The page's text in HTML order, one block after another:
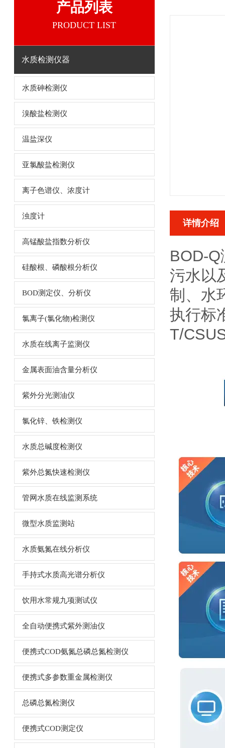
产品列表
PRODUCT LIST
水质检测仪器
水质砷检测仪
溴酸盐检测仪
温盐深仪
亚氯酸盐检测仪
离子色谱仪、浓度计
浊度计
高锰酸盐指数分析仪
硅酸根、磷酸根分析仪
BOD测定仪、分析仪
氯离子(氯化物)检测仪
水质在线离子监测仪
金属表面油含量分析仪
紫外分光测油仪
氯化锌、铁检测仪
水质总碱度检测仪
紫外总氮快速检测仪
管网水质在线监测系统
微型水质监测站
水质氨氮在线分析仪
手持式水质高光谱分析仪
饮用水常规九项测试仪
全自动便携式紫外测油仪
便携式COD氨氮总磷总氮检测仪
便携式多参数重金属检测仪
总磷总氮检测仪
便携式COD测定仪
详情介绍
BOD-
污水以
制、水
执行标
T/